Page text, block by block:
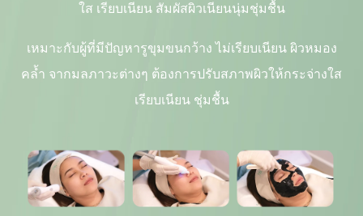
ใส เรียบเนียน สัมผัสผิวเนียนนุ่มชุ่มชื้น
เหมาะกับผู้ที่มีปัญหารูขุมขนกว้าง ไม่เรียบเนียน ผิวหมอง
คล้ำ จากมลภาวะต่างๆ ต้องการปรับสภาพผิวให้กระจ่างใส
เรียบเนียน ชุ่มชื้น